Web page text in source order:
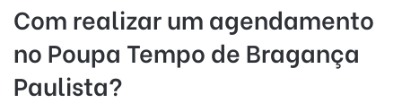
Com realizar um agendamento
no Poupa Tempo de Bragança
Paulista?